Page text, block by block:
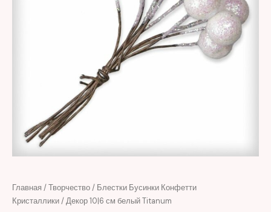
Главная /Творчество/ Блестки Бусинки Конфетти
Кристаллики/ Декор 10|6 см белый Titanum
Первоначальная
цена
Текущая
цена:
Количество
товара